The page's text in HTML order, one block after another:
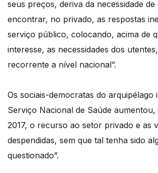
seus preços, deriva da necessidade de
encontrar, no privado, as respostas
serviço público, colocando, acima de
interesse, as necessidades dos
recorrente a nível nacional”.
Os sociais-democratas do arquipélago
Serviço Nacional de Saúde aumentou,
2017, o recurso ao setor privado e as
despendidas, sem que tal tenha sido
questionado”.